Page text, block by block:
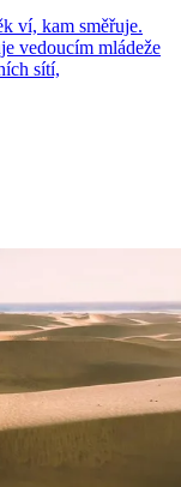
ví, kam směřuje.
vedoucím mládeže
sítí,